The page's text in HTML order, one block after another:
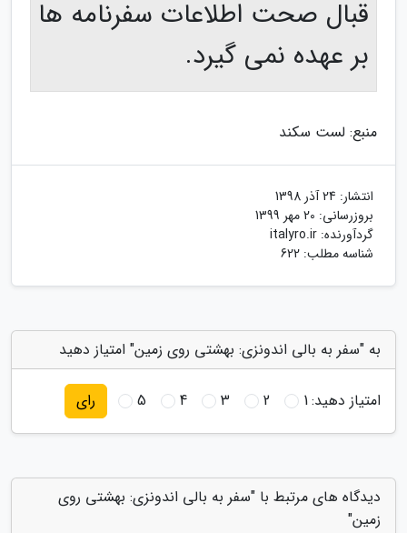
قبال صحت اطلاعات سفرنامه ها
بر عهده نمی گیرد.
منبع: لست سکند
انتشار: 24 آذر 1398
بروزرسانی: 20 مهر 1399
گردآورنده: italyro.ir
شناسه مطلب: 622
به "سفر به بالی اندونزی: بهشتی روی زمین" امتیاز دهید
امتیاز دهید:1
2
3
4
5 رای
دیدگاه های مرتبط با "سفر به بالی اندونزی: بهشتی روی
زمین"